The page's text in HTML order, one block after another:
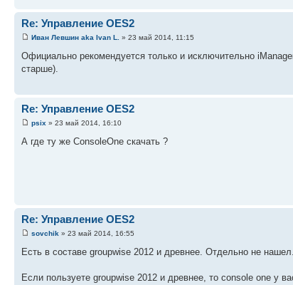
Re: Управление OES2
Иван Левшин aka Ivan L. » 23 май 2014, 11:15
Официально рекомендуется только и исключительно
старше).
Re: Управление OES2
psix » 23 май 2014, 16:10
А где ту же ConsoleOne скачать ?
Re: Управление OES2
sovchik » 23 май 2014, 16:55
Есть в составе groupwise 2012 и древнее. Отдельно не нашел.
Если пользуете groupwise 2012 и древнее, то console one у